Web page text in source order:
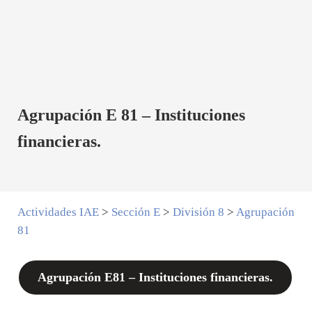
Agrupación E 81 – Instituciones
financieras.
Actividades IAE> Sección E> División 8 > Agrupación
81
Agrupación E81 – Instituciones financieras.